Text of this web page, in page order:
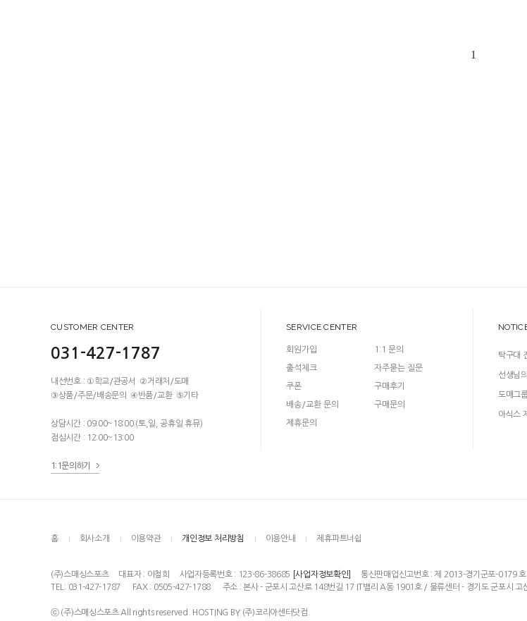
1
CUSTOMER CENTER
031-427-1787
내선번호 : ①학교/관공서 ②거래처/도매
③상품/주문/배송문의 ④반품/교환 ⑤기타
상담시간 : 09:00~18:00 (토,일, 공휴일 휴뮤)
점심시간 : 12:00~13:00
1:1문의하기
SERVICE CENTER
회원가입
출석체크
쿠폰
배송/교환 문의
제휴문의
1:1 문의
자주묻는 질문
구매후기
구매문의
탁구대
선생님
다!
도매그
아식스
홈 회사소개 이용약관 개인정보 처리방침 이용안내 제휴파트너쉽
(주)스매싱스포츠 대표자 : 이철희 사업자등록번호 : 123-86-38685 [사업자정보확인] 통신판매업신고번호 : 제 2013-경기군포-0179 호
TEL: 031-427-1787
FAX : 0505-427-1788 주소 : 본사 - 군포시 고산로 148번길 17 IT밸리 A동 1901호 / 물류센터 - 경기도 군포시
ⓒ (주)스매싱스포츠 All rights reserved. HOSTING BY (주)코리아센터닷컴.